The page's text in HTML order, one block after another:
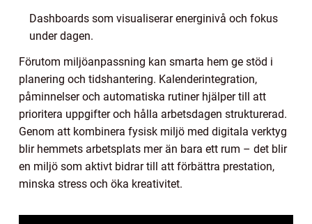
Dashboards som visualiserar energinivå och fokus
under dagen.
Förutom miljöanpassning kan smarta hem ge stöd i
planering och tidshantering. Kalenderintegration,
påminnelser och automatiska rutiner hjälper till att
prioritera uppgifter och hålla arbetsdagen strukturerad.
Genom att kombinera fysisk miljö med digitala verktyg
blir hemmets arbetsplats mer än bara ett rum – det blir
en miljö som aktivt bidrar till att förbättra prestation,
minska stress och öka kreativitet.